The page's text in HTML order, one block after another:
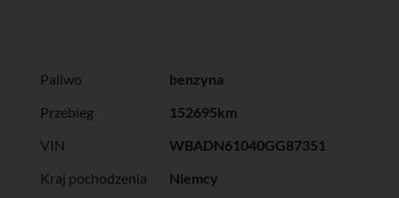
Paliwo
benzyna
Przebieg
152695km
VIN
WBADN61040GG87351
Kraj pochodzenia
Niemcy